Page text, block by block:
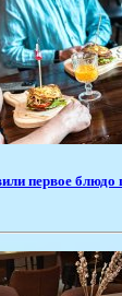
первое блюдо